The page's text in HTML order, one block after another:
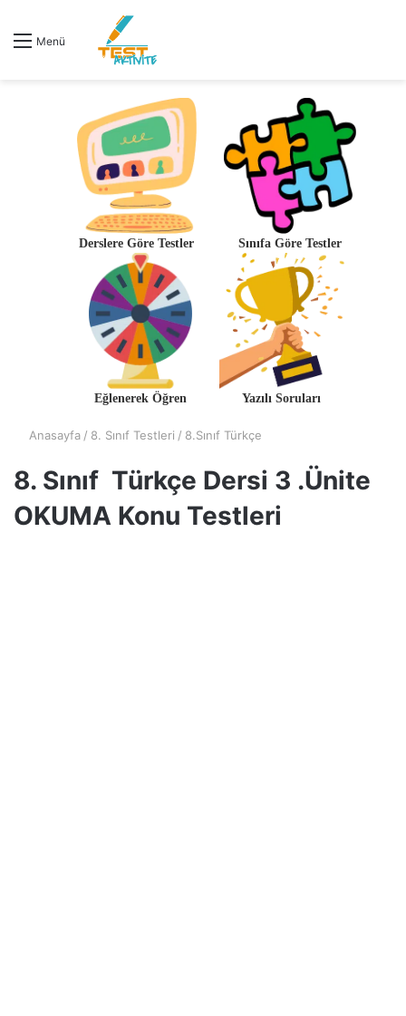
Menü
Derslere Göre Testler Sınıfa Göre Testler
Eğlenerek Öğren Yazılı Soruları
Anasayfa / 8. Sınıf Testleri / 8.Sınıf Türkçe
8. Sınıf Türkçe Dersi 3 .Ünite
OKUMA Konu Testleri